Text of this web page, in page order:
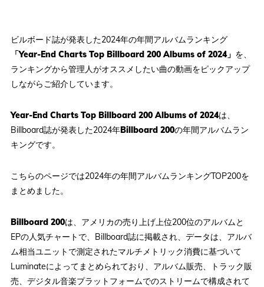
ビルボード誌が発表した2024年の年間アルバムランキング
「Year-End Charts Top Billboard 200 Albums of 2024」 を、
ランキングから管理人がオススメしたい曲の動画をピックアップ
しながらご紹介しています。
Year-End Charts Top Billboard 200 Albums of 2024は、
Billboard誌が発表した2024年Billboard 200の年間アルバムラン
キングです。
こちらのページでは2024年の年間アルバムランキングTOP200を
まとめました。
Billboard 200は、アメリカの売り上げ上位200位のアルバムと
EPの人気チャートで、Billboard誌に掲載され、データは、アルバ
ム相当ユニットで測定されたマルチメトリック消費に基づいて
Luminateによってまとめられており、アルバム販売、トラック販
売、デジタル音楽プラットフォームでのストリームで構成されて